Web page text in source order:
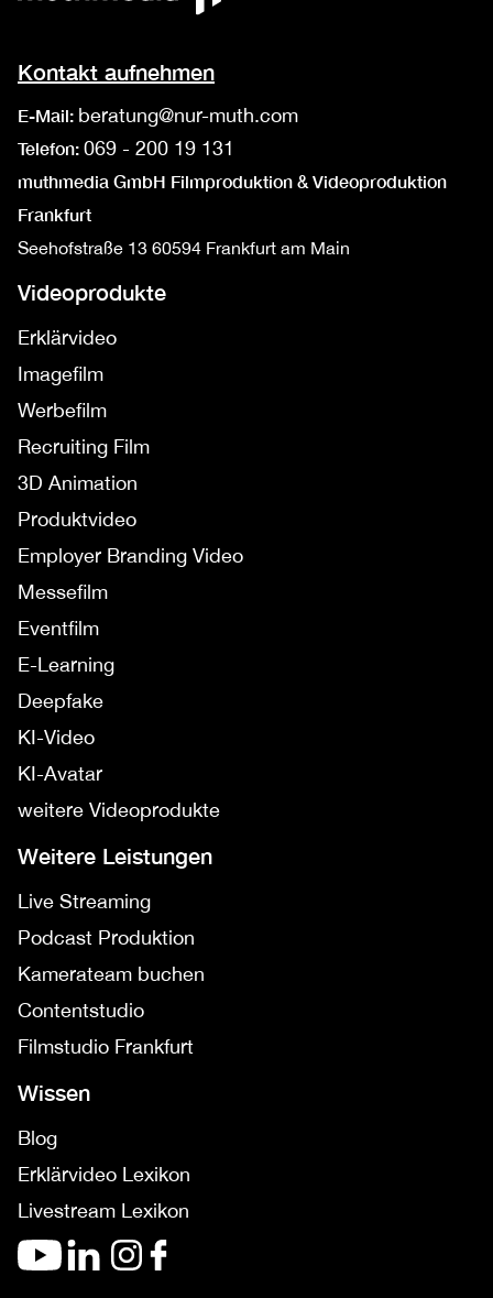
Kontakt aufnehmen
E-Mail: beratung@nur-muth.com
Telefon: 069 - 200 19 131
muthmedia GmbH Filmproduktion & Videoproduktion
Frankfurt
Seehofstraße 13 60594 Frankfurt am Main
Videoprodukte
Erklärvideo
Imagefilm
Werbefilm
Recruiting Film
3D Animation
Produktvideo
Employer Branding Video
Messefilm
Eventfilm
E-Learning
Deepfake
KI-Video
KI-Avatar
weitere Videoprodukte
Weitere Leistungen
Live Streaming
Podcast Produktion
Kamerateam buchen
Contentstudio
Filmstudio Frankfurt
Wissen
Blog
Erklärvideo Lexikon
Livestream Lexikon